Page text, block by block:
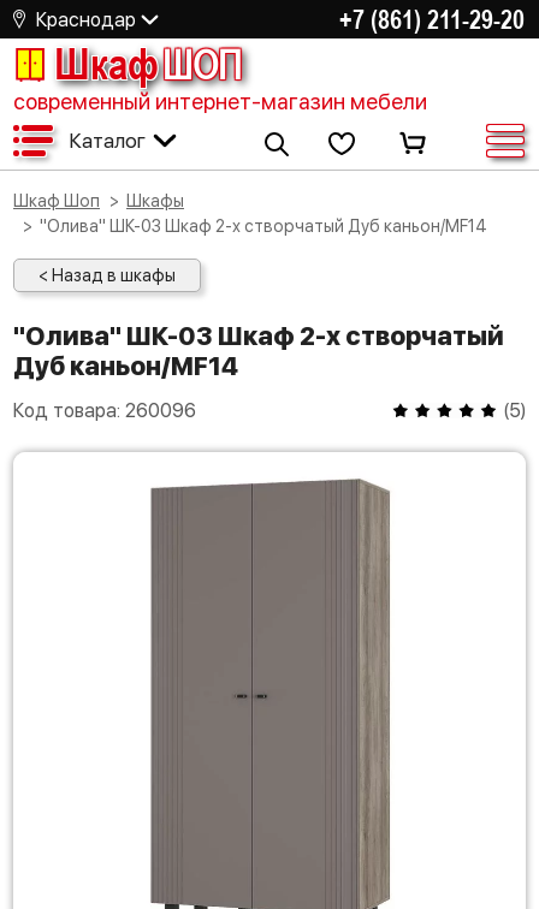
Краснодар +7 (861) 211-29-20
ШкафШОП
современный интернет-магазин мебели
Каталог
Шкаф Шоп
Шкафы
"Олива" ШК-03 Шкаф 2-х створчатый Дуб каньон/MF14
< Назад в шкафы
"Олива" ШК-03 Шкаф 2-х створчатый
Дуб каньон/MF14
Код товара: 260096 (5)